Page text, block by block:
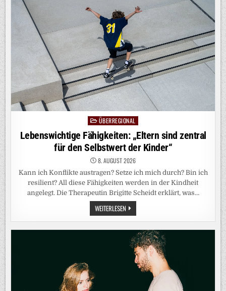
TROCKENSTRESS
Posted
in
ÜBERREGIONAL
Lebenswichtige Fähigkeiten: „Eltern sind zentral
für den Selbstwert der Kinder“
8. AUGUST 2026
Kann ich Konflikte austragen? Setze ich mich durch? Bin ich
resilient? All diese Fähigkeiten werden in der Kindheit
angelegt. Die Therapeutin Brigitte Scheidt erklärt, was…
WEITERLESEN LEBENSWICHTIGE
FÄHIGKEITEN:
„ELTERN
SIND
ZENTRAL
FÜR
DEN
SELBSTWERT
DER
KINDER“